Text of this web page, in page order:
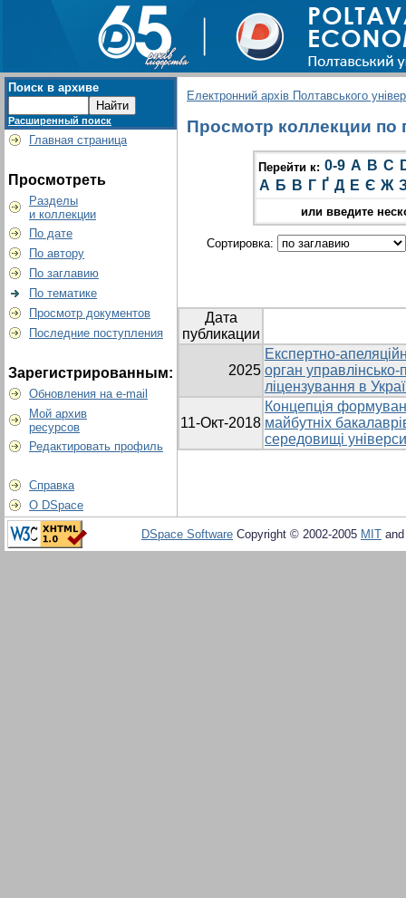
Поиск в архиве
Расширенный поиск
Главная страница
Просмотреть
Разделы
и коллекции
По дате
По автору
По заглавию
По тематике
Просмотр документов
Последние поступления
Зарегистрированным:
Обновления на e-mail
Мой архив
ресурсов
Редактировать профиль
Справка
О DSpace
Електронний архів Полтавського
Просмотр коллекции по
Перейти к: 0-9 A B C
А Б В Г Ґ Д Е Є Ж
или введите
Сортировка:
Дата
публикации
2025
Експертно-
орган
ліцензування в
11-Окт-2018
Концепція
майбутніх
середовищі
DSpace Software Copyright © 2002-2005 MIT